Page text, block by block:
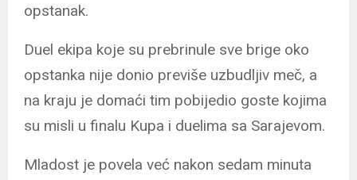
opstanak.
Duel ekipa koje su prebrinule sve brige oko
opstanka nije donio previše uzbudljiv meč, a
na kraju je domaći tim pobijedio goste kojima
su misli u finalu Kupa i duelima sa Sarajevom.
Mladost je povela već nakon sedam minuta